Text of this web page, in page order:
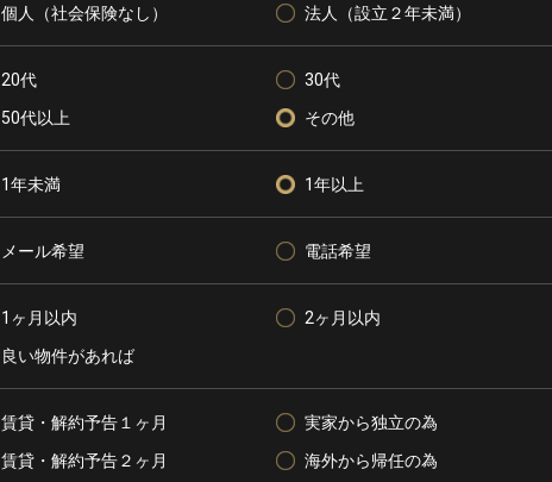
個人（社会保険なし）
法人（設立２年未満）
20代 30代
50代以上
その他
1年未満 1年以上
メール希望 電話希望
1ヶ月以内 2ヶ月以内
良い物件があれば
賃貸・解約予告１ヶ月 実家から独立の為
賃貸・解約予告２ヶ月
海外から帰任の為